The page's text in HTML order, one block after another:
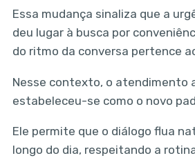
Essa mudança sinaliza que a
deu lugar à busca por
do ritmo da conversa pertence
Nesse contexto, o atendimento
estabeleceu-se como o novo
Ele permite que o diálogo flua
longo do dia, respeitando a